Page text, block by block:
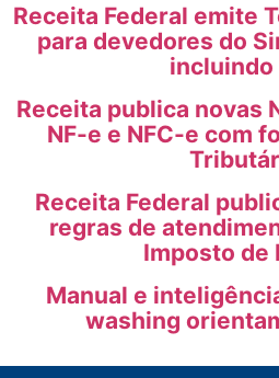
Receita Federal emite
para devedores do
incluindo
Receita publica novas
NF-e e NFC-e com
Receita Federal
regras de
Imposto de
Manual e
washing